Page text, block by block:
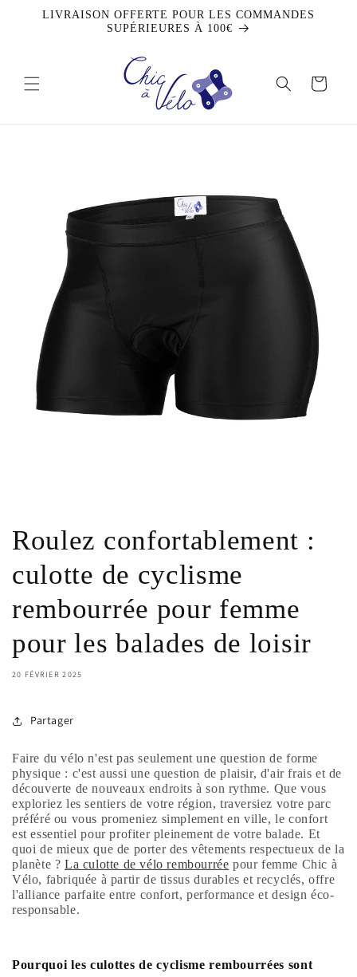
passer
LIVRAISON OFFERTE POUR LES COMMANDES
SUPÉRIEURES À 100€
Panier
Roulez confortablement :
culotte de cyclisme
rembourrée pour femme
pour les balades de loisir
20 FÉVRIER 2025
Partager
Faire du vélo n'est pas seulement une question de forme
physique : c'est aussi une question de plaisir, d'air frais et de
découverte de nouveaux endroits à son rythme. Que vous
exploriez les sentiers de votre région, traversiez votre parc
préféré ou vous promeniez simplement en ville, le confort
est essentiel pour profiter pleinement de votre balade. Et
quoi de mieux que de porter des vêtements respectueux de la
planète ? La culotte de vélo rembourrée pour femme Chic à
Vélo, fabriquée à partir de tissus durables et recyclés, offre
l'alliance parfaite entre confort, performance et design éco-
responsable.
Pourquoi les culottes de cyclisme rembourrées sont